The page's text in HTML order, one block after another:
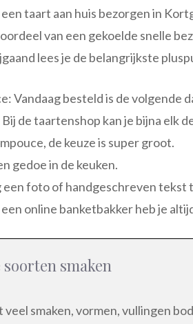
taart aan huis bezorgen in
van een gekoelde snelle
lees je de belangrijkste
Vandaag besteld is de volgende
de taartenshop kan je bijna elk
de keuze is super groot.
gedoe in de keuken.
een foto of handgeschreven tekst
online banketbakker heb je
smaken
veel smaken, vormen, vullingen